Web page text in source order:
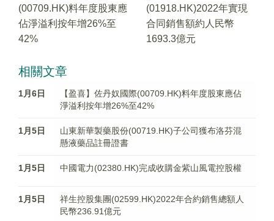
(00709.HK)料年度股東應
佔淨溢利按年增26%至
42%
(01918.HK)2022年實現
合同銷售額約人民幣
1693.3億元
相關文章
1月6日
【盈喜】佐丹奴國際(00709.HK)料年度股東應佔
淨溢利按年增26%至42%
1月5日
山東新華製藥股份(00719.HK)子公司獲布洛芬混
懸液藥品註冊證書
1月5日 中國電力(02380.HK)完成收購金紫山風電控股權
1月5日
祥生控股集團(02599.HK)2022年合約銷售總額人
民幣236.91億元